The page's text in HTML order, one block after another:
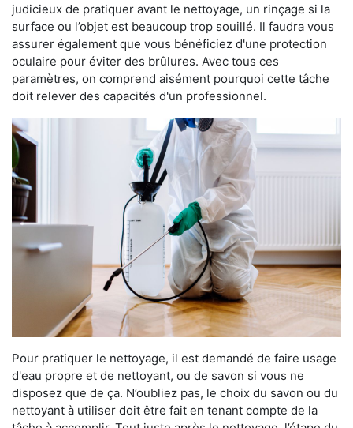
judicieux de pratiquer avant le nettoyage, un rinçage si la
surface ou l’objet est beaucoup trop souillé. Il faudra vous
assurer également que vous bénéficiez d'une protection
oculaire pour éviter des brûlures. Avec tous ces
paramètres, on comprend aisément pourquoi cette tâche
doit relever des capacités d'un professionnel.
Pour pratiquer le nettoyage, il est demandé de faire usage
d'eau propre et de nettoyant, ou de savon si vous ne
disposez que de ça. N’oubliez pas, le choix du savon ou du
nettoyant à utiliser doit être fait en tenant compte de la